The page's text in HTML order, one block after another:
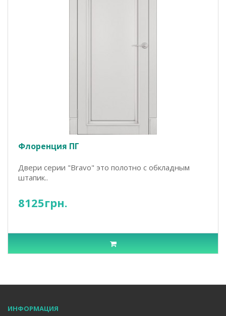
Флоренция ПГ
Двери серии "Bravo" это полотно с обкладным
штапик..
8125грн.
ИНФОРМАЦИЯ